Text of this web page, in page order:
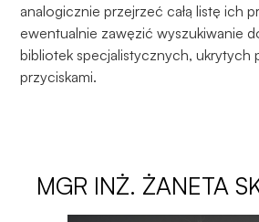
analogicznie przejrzeć całą listę ich
ewentualnie zawęzić wyszukiwanie
bibliotek specjalistycznych, ukrytych
przyciskami.
MGR INŻ. ŻANETA